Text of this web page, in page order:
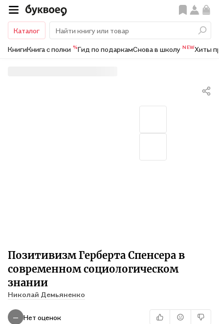
Каталог
КнигиКнига с полки %Гид по подаркамСнова в школу NEWХиты
Позитивизм Герберта Спенсера в
современном социологическом
знании
Николай Демьяненко
— Нет оценок